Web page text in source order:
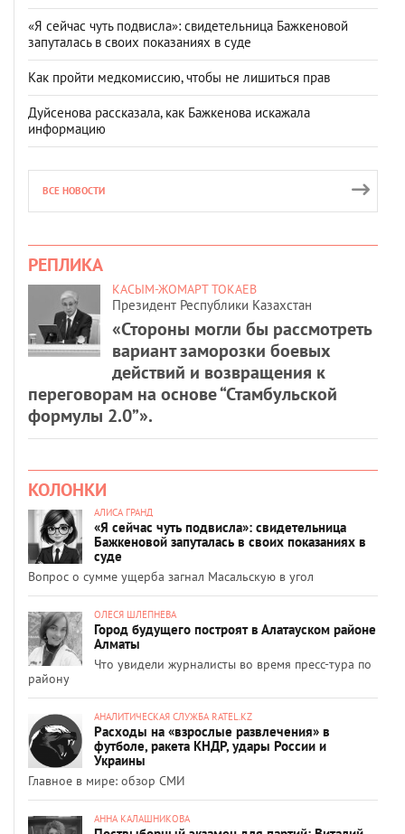
«Я сейчас чуть подвисла»: свидетельница Бажкеновой
запуталась в своих показаниях в суде
Как пройти медкомиссию, чтобы не лишиться прав
Дуйсенова рассказала, как Бажкенова искажала
информацию
ВСЕ НОВОСТИ
РЕПЛИКА
КАСЫМ-ЖОМАРТ ТОКАЕВ
Президент Республики Казахстан
«Стороны могли бы рассмотреть
вариант заморозки боевых
действий и возвращения к
переговорам на основе “Стамбульской
формулы 2.0”».
КОЛОНКИ
АЛИСА ГРАНД
«Я сейчас чуть подвисла»: свидетельница
Бажкеновой запуталась в своих показаниях в
суде
Вопрос о сумме ущерба загнал Масальскую в угол
ОЛЕСЯ ШЛЕПНЕВА
Город будущего построят в Алатауском районе
Алматы
Что увидели журналисты во время пресс-тура по
району
АНАЛИТИЧЕСКАЯ СЛУЖБА RATEL.KZ
Расходы на «взрослые развлечения» в
футболе, ракета КНДР, удары России и
Украины
Главное в мире: обзор СМИ
АННА КАЛАШНИКОВА